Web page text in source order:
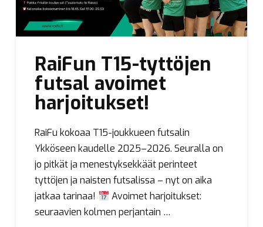
RaiFun T15-tyttöjen
futsal avoimet
harjoitukset!
RaiFu kokoaa T15-joukkueen futsalin
Ykköseen kaudelle 2025–2026. Seuralla on
jo pitkät ja menestyksekkäät perinteet
tyttöjen ja naisten futsalissa – nyt on aika
jatkaa tarinaa!
Avoimet harjoitukset:
seuraavien kolmen perjantain …